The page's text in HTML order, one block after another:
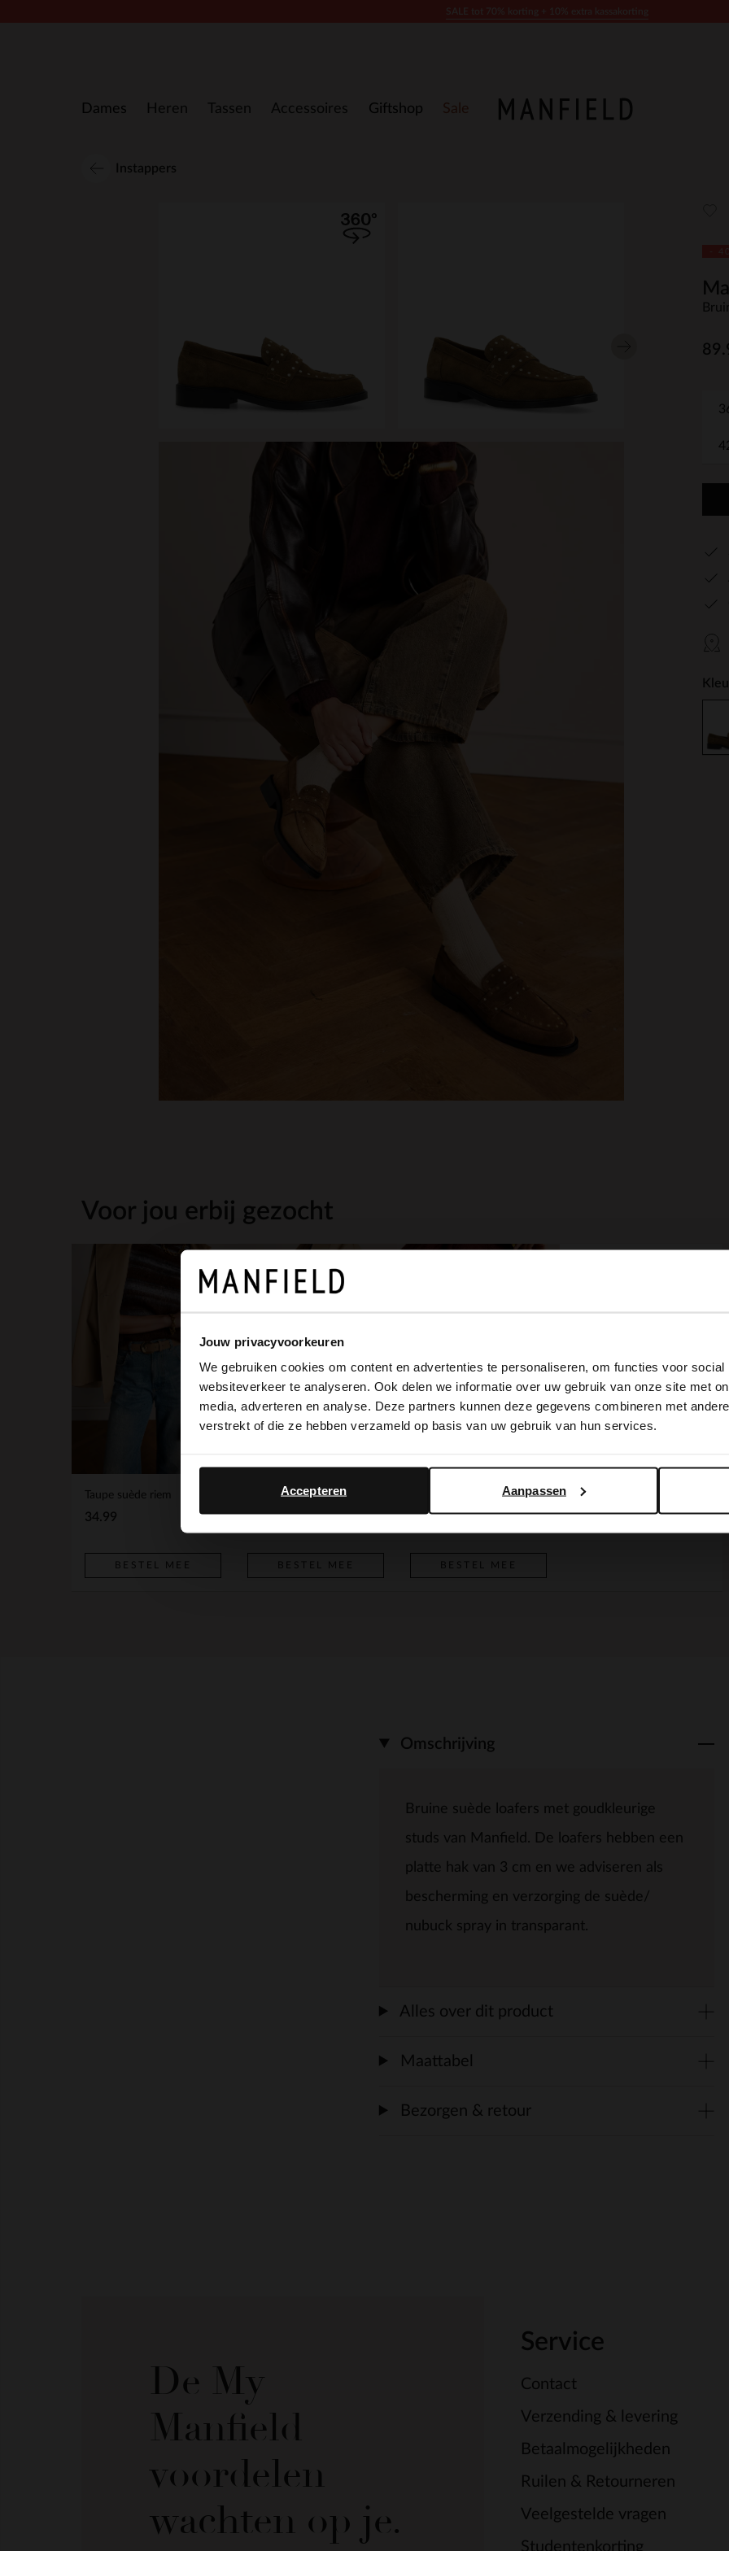
Jouw privacyvoorkeuren
We gebruiken cookies om content en advertenties te personaliseren, om functies voor social
websiteverkeer te analyseren. Ook delen we informatie over uw gebruik van onze site met
media, adverteren en analyse. Deze partners kunnen deze gegevens combineren met
verstrekt of die ze hebben verzameld op basis van uw gebruik van hun services.
Aanpassen
Accepteren
Dames Heren Tassen Accessoires Giftshop Sale
Instappers
Voor jou erbij gezocht
Taupe suède riem
34.99
BESTEL MEE
149.99
BESTEL MEE
Goudkleurige kever broche
12.99
BESTEL MEE
Omschrijving
Bruine suède loafers met goudkleurige
studs van Manfield. De loafers hebben een
platte hak van 3 cm en we adviseren als
bescherming en verzorging de suède/
nubuck spray in transparant.
Alles over dit product
Maattabel
Bezorgen & retour
De My
Manfield
voordelen
wachten op je.
Service
Contact
Verzending & levering
Betaalmogelijkheden
Ruilen & Retourneren
Veelgestelde vragen
Studentenkorting
It looks like your language isn't Dutch. Would you like to